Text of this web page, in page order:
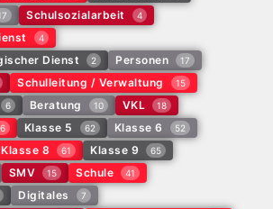
Schulsozialarbeit 4
4
Dienst 2 Personen 17
Schulleitung / Verwaltung 15
6 Beratung 10 VKL 18
Klasse 5 62 Klasse 6 52
Klasse 8 61 Klasse 9 65
SMV 15 Schule 41
Digitales 7